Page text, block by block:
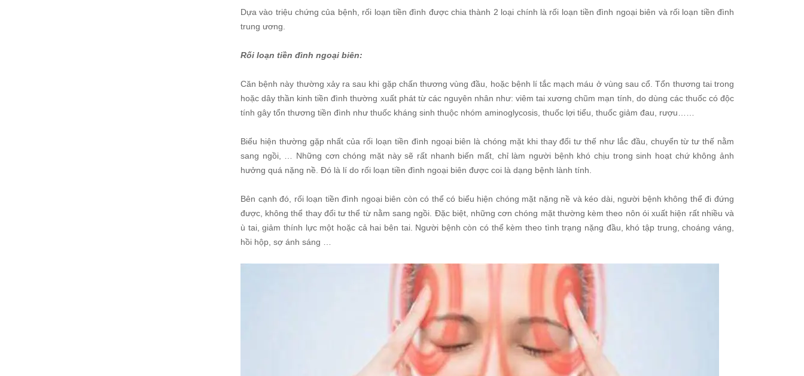
Dựa vào triệu chứng của bệnh, rối loạn tiền đình được chia thành 2 loại chính là rối loạn tiền đình ngoại biên và rối loạn tiền đình
trung ương.
Rối loạn tiền đình ngoại biên:
Căn bệnh này thường xảy ra sau khi gặp chấn thương vùng đầu, hoặc bệnh lí tắc mạch máu ở vùng sau cổ. Tổn thương tai trong
hoặc dây thần kinh tiền đình thường xuất phát từ các nguyên nhân như: viêm tai xương chũm mạn tính, do dùng các thuốc có độc
tính gây tổn thương tiền đình như thuốc kháng sinh thuộc nhóm aminoglycosis, thuốc lợi tiểu, thuốc giảm đau, rượu……
Biểu hiện thường gặp nhất của rối loạn tiền đình ngoại biên là chóng mặt khi thay đổi tư thế như lắc đầu, chuyển từ tư thế nằm
sang ngồi, … Những cơn chóng mặt này sẽ rất nhanh biến mất, chỉ làm người bệnh khó chịu trong sinh hoạt chứ không ảnh
hưởng quá nặng nề. Đó là lí do rối loạn tiền đình ngoại biên được coi là dạng bệnh lành tính.
Bên cạnh đó, rối loạn tiền đình ngoại biên còn có thể có biểu hiện chóng mặt nặng nề và kéo dài, người bệnh không thể đi đứng
được, không thể thay đổi tư thể từ nằm sang ngồi. Đặc biệt, những cơn chóng mặt thường kèm theo nôn ói xuất hiện rất nhiều và
ù tai, giảm thính lực một hoặc cả hai bên tai. Người bệnh còn có thể kèm theo tình trạng nặng đầu, khó tập trung, choáng váng,
hồi hộp, sợ ánh sáng …